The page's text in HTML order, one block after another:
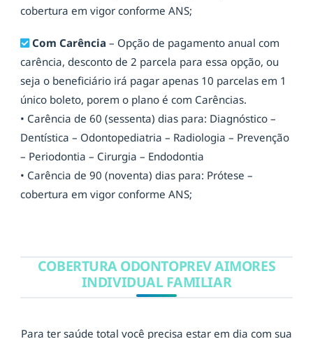
cobertura em vigor conforme ANS;
Com Carência – Opção de pagamento anual com
carência, desconto de 2 parcela para essa opção, ou
seja o beneficiário irá pagar apenas 10 parcelas em 1
único boleto, porem o plano é com Carências.
• Carência de 60 (sessenta) dias para: Diagnóstico –
Dentística – Odontopediatria – Radiologia – Prevenção
– Periodontia – Cirurgia – Endodontia
• Carência de 90 (noventa) dias para: Prótese –
cobertura em vigor conforme ANS;
COBERTURA ODONTOPREV AIMORES
INDIVIDUAL FAMILIAR
Para ter saúde total você precisa estar em dia com sua